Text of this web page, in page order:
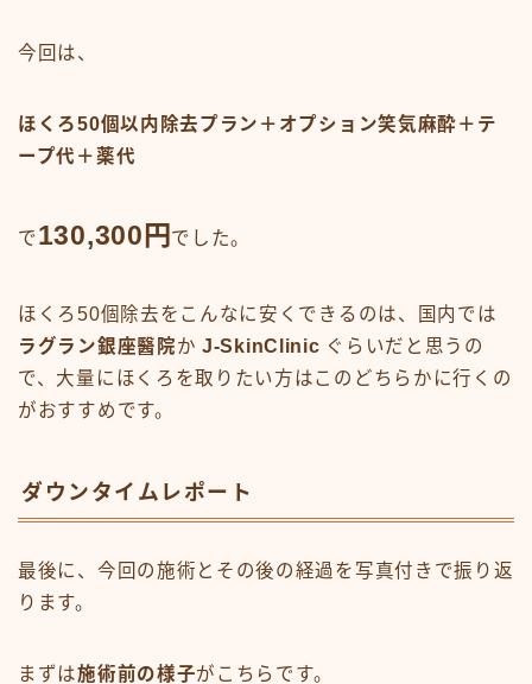
今回は、
ほくろ50個以内除去プラン＋オプション笑気麻酔＋テ
ープ代＋薬代
で 130,300円 でした。
ほくろ50個除去をこんなに安くできるのは、国内では
ラグラン銀座醫院かJ-SkinClinic ぐらいだと思うの
で、大量にほくろを取りたい方はこのどちらかに行くの
がおすすめです。
ダウンタイムレポート
最後に、今回の施術とその後の経過を写真付きで振り返
ります。
まずは施術前の様子がこちらです。